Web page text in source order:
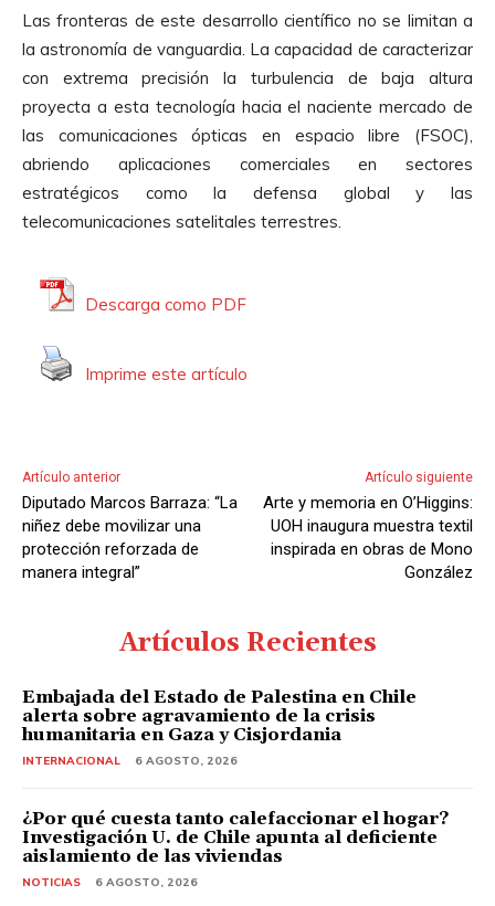
Las fronteras de este desarrollo científico no se limitan a
la astronomía de vanguardia. La capacidad de caracterizar
con extrema precisión la turbulencia de baja altura
proyecta a esta tecnología hacia el naciente mercado de
las comunicaciones ópticas en espacio libre (FSOC),
abriendo aplicaciones comerciales en sectores
estratégicos como la defensa global y las
telecomunicaciones satelitales terrestres.
Descarga como PDF
Imprime este artículo
Artículo anterior
Diputado Marcos Barraza: “La
niñez debe movilizar una
protección reforzada de
manera integral”
Artículo siguiente
Arte y memoria en O’Higgins:
UOH inaugura muestra textil
inspirada en obras de Mono
González
Artículos Recientes
Embajada del Estado de Palestina en Chile
alerta sobre agravamiento de la crisis
humanitaria en Gaza y Cisjordania
INTERNACIONAL 6 AGOSTO, 2026
¿Por qué cuesta tanto calefaccionar el hogar?
Investigación U. de Chile apunta al deficiente
aislamiento de las viviendas
NOTICIAS 6 AGOSTO, 2026